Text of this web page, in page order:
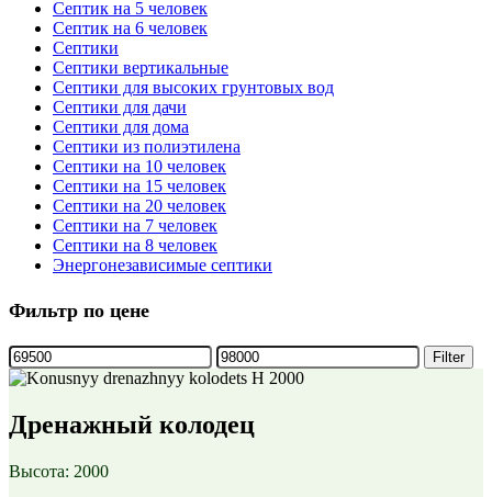
Септик на 5 человек
Септик на 6 человек
Септики
Септики вертикальные
Септики для высоких грунтовых вод
Септики для дачи
Септики для дома
Септики из полиэтилена
Септики на 10 человек
Септики на 15 человек
Септики на 20 человек
Септики на 7 человек
Септики на 8 человек
Энергонезависимые септики
Фильтр по цене
Filter
Дренажный колодец
Высота: 2000